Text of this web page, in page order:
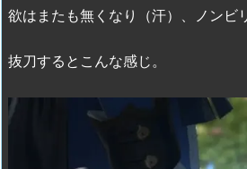
欲はまたも無くなり（汗）、ノンビ
抜刀するとこんな感じ。